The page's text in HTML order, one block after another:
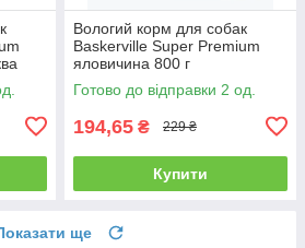
Вологий корм для собак
Baskerville Super Premium
яловичина 800 г
Готово до відправки 2 од.
194,65 ₴ 229 ₴
Купити
ще